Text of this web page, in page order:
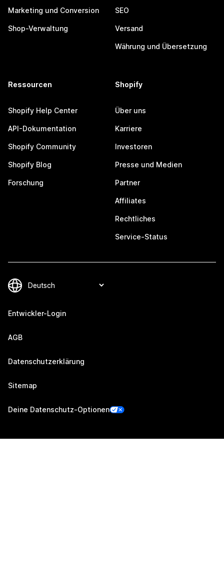
Marketing und Conversion
Shop-Verwaltung
SEO
Versand
Währung und Übersetzung
Ressourcen
Shopify Help Center
API-Dokumentation
Shopify Community
Shopify Blog
Forschung
Shopify
Über uns
Karriere
Investoren
Presse und Medien
Partner
Affiliates
Rechtliches
Service-Status
Entwickler-Login
AGB
Datenschutzerklärung
Sitemap
Deine Datenschutz-Optionen